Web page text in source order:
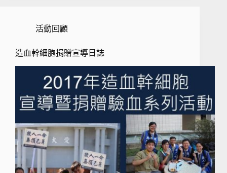
活動回顧
造血幹細胞捐贈宣導日誌